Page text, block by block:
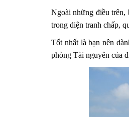
Ngoài những điều trên,
trong diện tranh chấp,
Tốt nhất là bạn nên
phòng Tài nguyên của